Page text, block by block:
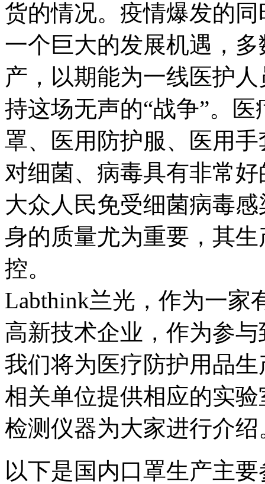
货的情况。疫情爆发的
一个巨大的发展机遇，
产，以期能为一线医护
持这场无声的“战争”。
罩、医用防护服、医用
对细菌、病毒具有非常
大众人民免受细菌病毒
身的质量尤为重要，其
控。
Labthink兰光，作为一家
高新技术企业，作为参
我们将为医疗防护用品
相关单位提供相应的实
检测仪器为大家进行介绍
以下是国内口罩生产主